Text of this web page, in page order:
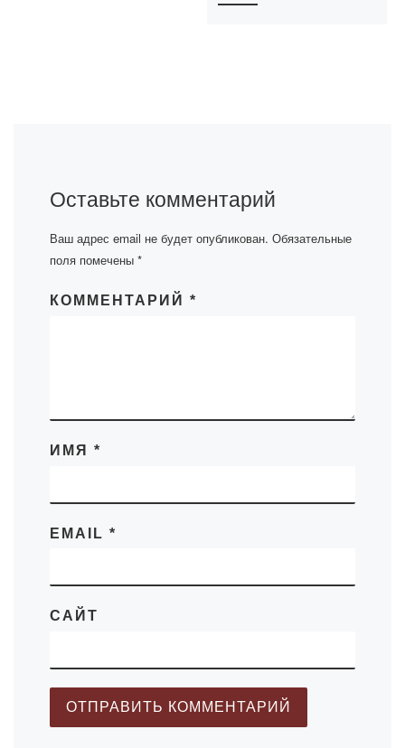
Оставьте комментарий
Ваш адрес email не будет опубликован. Обязательные
поля помечены *
КОММЕНТАРИЙ *
ИМЯ *
EMAIL *
САЙТ